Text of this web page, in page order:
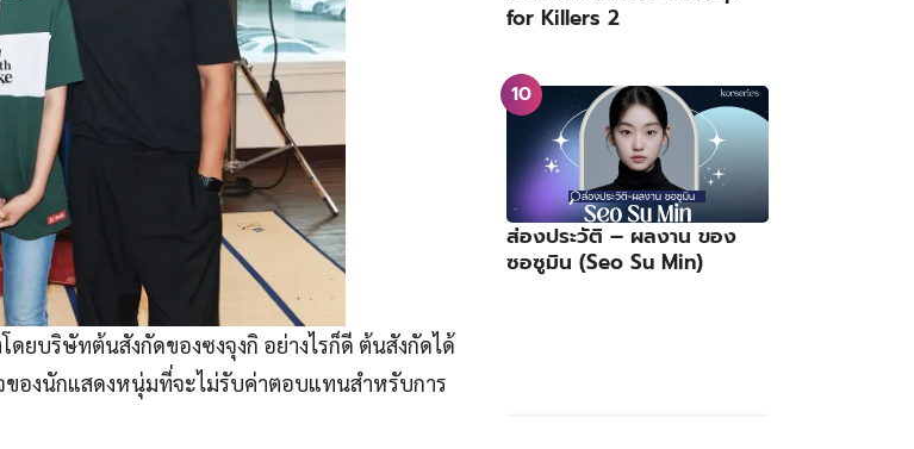
ยบริษัทต้นสังกัดของซงจุงกิ อย่างไรก็ดี ต้นสังกัดได้
ของนักแสดงหนุ่มที่จะไม่รับค่าตอบแทนสำหรับการ
for Killers 2
ส่องประวัติ – ผลงาน ของ
ซอซูมิน (Seo Su Min)